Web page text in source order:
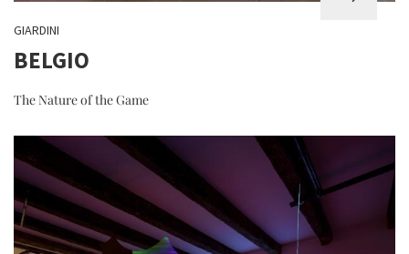
GIARDINI
BELGIO
The Nature of the Game